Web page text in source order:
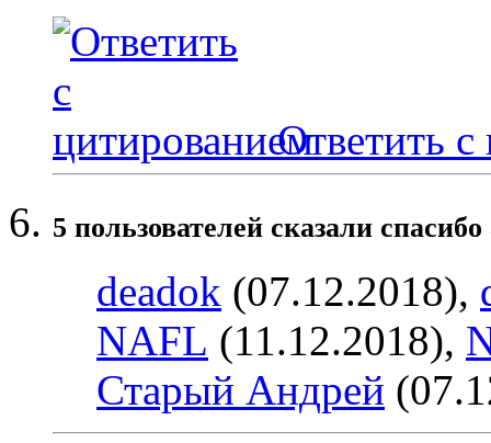
Ответить с
5 пользователей сказали
deadok (07.12.2018),
NAFL (11.12.2018),
Старый Андрей